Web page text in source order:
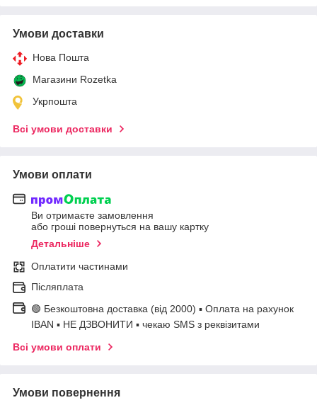
Умови доставки
Нова Пошта
Магазини Rozetka
Укрпошта
Всі умови доставки
Умови оплати
Ви отримаєте замовлення
або гроші повернуться на вашу картку
Детальніше
Оплатити частинами
Післяплата
🟢 Безкоштовна доставка (від 2000) ▪ Оплата на рахунок
IBAN ▪ НЕ ДЗВОНИТИ ▪ чекаю SMS з реквізитами
Всі умови оплати
Умови повернення